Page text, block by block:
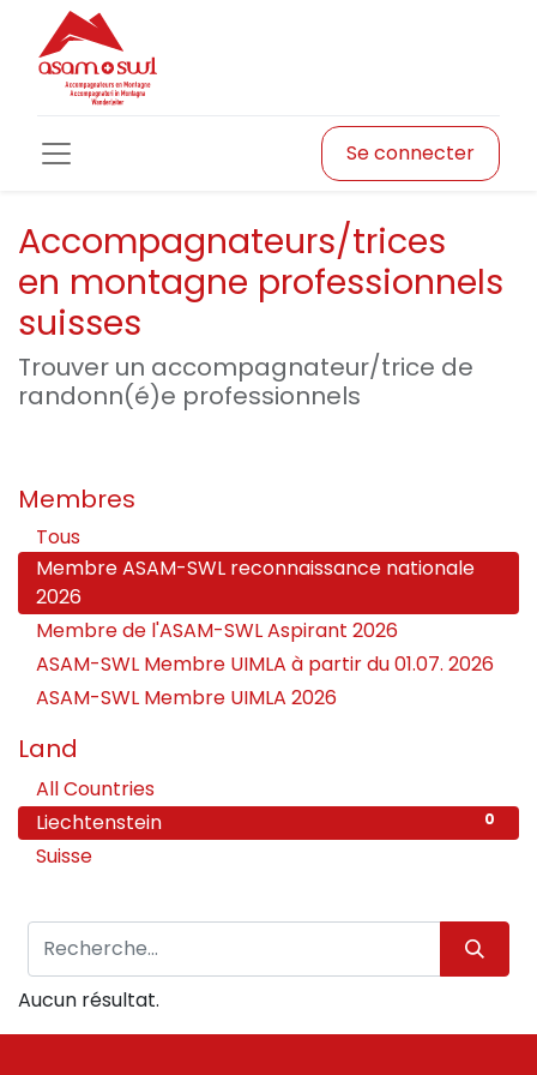
Se connecter
Accompagnateurs/trices
en montagne professionnels
suisses
Trouver un accompagnateur/trice de
randonn(é)e professionnels
Membres
Tous
Membre ASAM-SWL reconnaissance nationale
2026
Membre de l'ASAM-SWL Aspirant 2026
ASAM-SWL Membre UIMLA à partir du 01.07. 2026
ASAM-SWL Membre UIMLA 2026
Land
All Countries
Liechtenstein 0
Suisse
Aucun résultat.